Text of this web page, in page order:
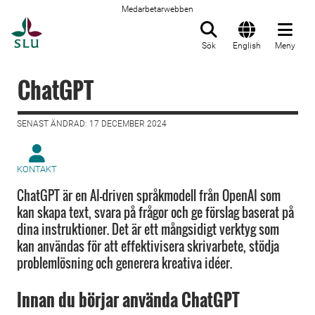
Medarbetarwebben
Sök English Meny
ChatGPT
SENAST ÄNDRAD: 17 DECEMBER 2024
KONTAKT
ChatGPT är en AI-driven språkmodell från OpenAI som
kan skapa text, svara på frågor och ge förslag baserat på
dina instruktioner. Det är ett mångsidigt verktyg som
kan användas för att effektivisera skrivarbete, stödja
problemlösning och generera kreativa idéer.
Innan du börjar använda ChatGPT